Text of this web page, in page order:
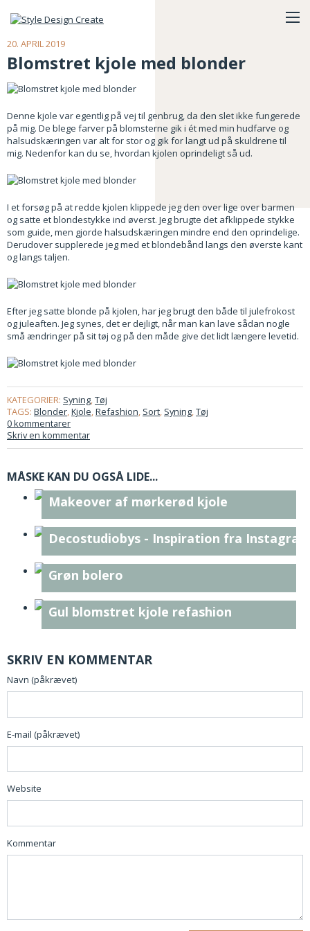
20. APRIL 2019
Blomstret kjole med blonder
Denne kjole var egentlig på vej til genbrug, da den slet ikke fungerede
på mig. De blege farver på blomsterne gik i ét med min hudfarve og
halsudskæringen var alt for stor og gik for langt ud på skuldrene til
mig. Nedenfor kan du se, hvordan kjolen oprindeligt så ud.
I et forsøg på at redde kjolen klippede jeg den over lige over barmen
og satte et blondestykke ind øverst. Jeg brugte det afklippede stykke
som guide, men gjorde halsudskæringen mindre end den oprindelige.
Derudover supplerede jeg med et blondebånd langs den øverste kant
og langs taljen.
Efter jeg satte blonde på kjolen, har jeg brugt den både til julefrokost
og juleaften. Jeg synes, det er dejligt, når man kan lave sådan nogle
små ændringer på sit tøj og på den måde give det lidt længere levetid.
KATEGORIER: Syning,Tøj
TAGS: Blonder,Kjole,Refashion, Sort, Syning,Tøj
0 kommentarer
Skriv en kommentar
MÅSKE KAN DU OGSÅ LIDE...
Makeover af mørkerød kjole
Decostudiobys - Inspiration fra Instagram
Grøn bolero
Gul blomstret kjole refashion
SKRIV EN KOMMENTAR
Navn (påkrævet)
E-mail (påkrævet)
Website
Kommentar